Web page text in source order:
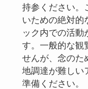
持参ください。
いための絶対的
ック内での活動
す。一般的な観
せんが、念のた
地調達が難しい
準備ください。